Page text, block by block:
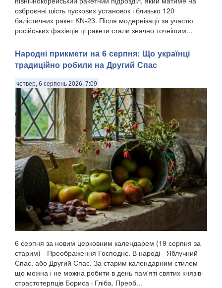
озброєнні шість пускових установок і близько 120
балістичних ракет KN-23. Після модернізації за участю
російських фахівців ці ракети стали значно точнішим...
Народні прикмети на 6 серпня: Що українці
традиційно робили на Другий Спас
четвер, 6 серпень 2026, 7:09
6 серпня за новим церковним календарем (19 серпня за
старим) - Преображення Господнє. В народі - Яблучний
Спас, або Другий Спас. За старим календарним стилем -
що можна і не можна робити в день пам'яті святих князів-
страстотерпців Бориса і Гліба. Преоб...